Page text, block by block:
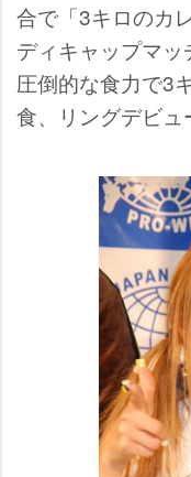
合で「3キロのカ
ディキャップマッ
圧倒的な食力で3
食、リングデビュ